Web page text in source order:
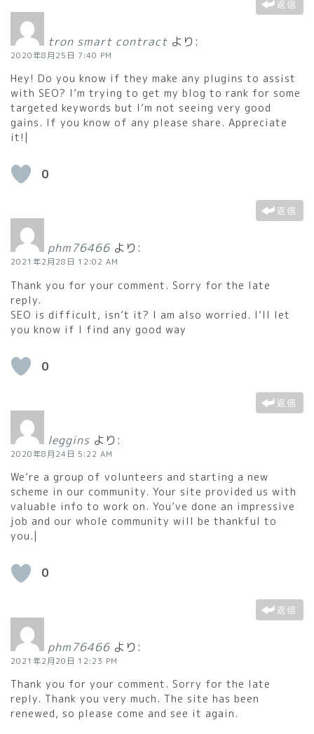
返信
tron smart contract より:
2020年8月25日 7:40 PM
Hey! Do you know if they make any plugins to assist
with SEO? I’m trying to get my blog to rank for some
targeted keywords but I’m not seeing very good
gains. If you know of any please share. Appreciate
it!|
0
返信
phm76466 より:
2021年2月28日 12:02 AM
Thank you for your comment. Sorry for the late
reply.
SEO is difficult, isn’t it? I am also worried. I’ll let
you know if I find any good way
0
返信
leggins より:
2020年8月24日 5:22 AM
We’re a group of volunteers and starting a new
scheme in our community. Your site provided us with
valuable info to work on. You’ve done an impressive
job and our whole community will be thankful to
you.|
0
返信
phm76466 より:
2021年2月20日 12:23 PM
Thank you for your comment. Sorry for the late
reply. Thank you very much. The site has been
renewed, so please come and see it again.